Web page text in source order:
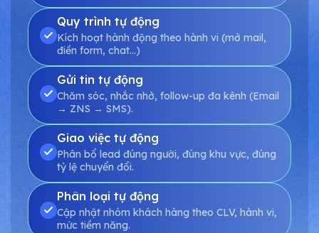
Quy trình tự động
Kích hoạt hành động theo hành vi (mở mail,
điền form, chat...)
Gửi tin tự động
Chăm sóc, nhắc nhở, follow-up đa kênh (Email
→ ZNS → SMS).
Giao việc tự động
Phân bổ lead đúng người, đúng khu vực, đúng
tỷ lệ chuyển đổi.
Phân loại tự động
Cập nhật nhóm khách hàng theo CLV, hành vi,
mức tiềm năng.